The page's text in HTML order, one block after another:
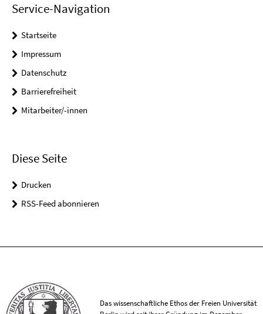
Service-Navigation
Startseite
Impressum
Datenschutz
Barrierefreiheit
Mitarbeiter/-innen
Diese Seite
Drucken
RSS-Feed abonnieren
Das wissenschaftliche Ethos der Freien Universität